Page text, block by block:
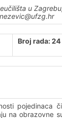
u
Broj rada: 24
pojedinaca
na obrazovne